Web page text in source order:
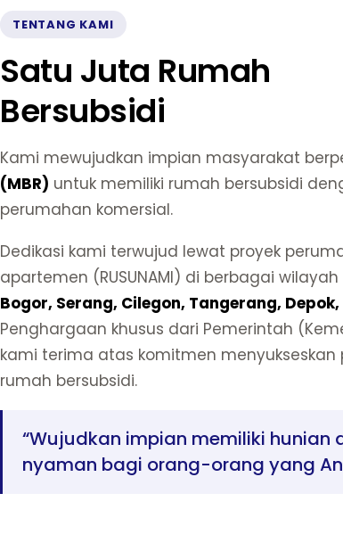
TENTANG KAMI
Satu Juta Rumah
Bersubsidi
Kami mewujudkan impian masyarakat
(MBR) untuk memiliki rumah bersubsidi
perumahan komersial.
Dedikasi kami terwujud lewat proyek
apartemen (RUSUNAMI) di berbagai
Bogor, Serang, Cilegon, Tangerang, Depok,
Penghargaan khusus dari Pemerintah
kami terima atas komitmen menyukseskan
rumah bersubsidi.
“Wujudkan impian memiliki hunian
nyaman bagi orang-orang yang